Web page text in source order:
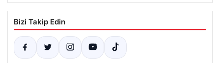
Bizi Takip Edin